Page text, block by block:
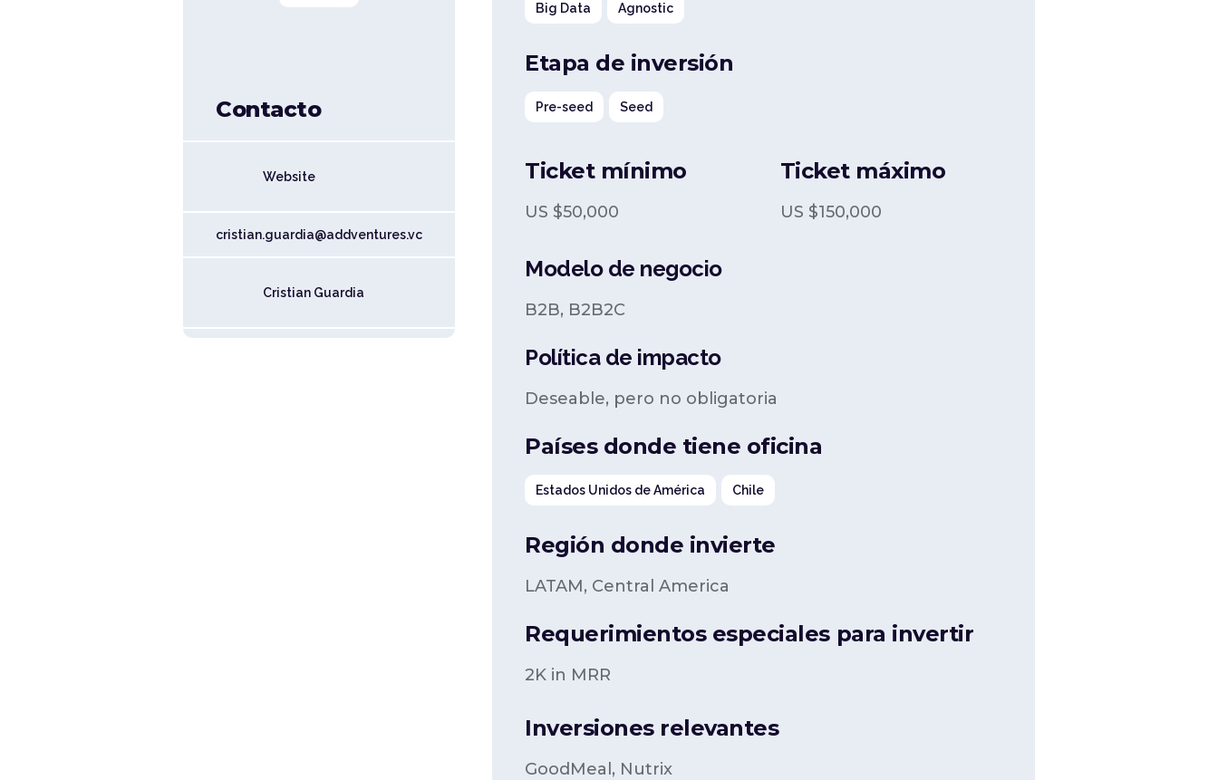
Contacto
Website
cristian.guardia@addventures.vc
Cristian Guardia
Big Data Agnostic
Etapa de inversión
Pre-seed Seed
Ticket mínimo
US $50,000
Ticket máximo
US $150,000
Modelo de negocio
B2B, B2B2C
Política de impacto
Deseable, pero no obligatoria
Países donde tiene oficina
Estados Unidos de América Chile
Región donde invierte
LATAM, Central America
Requerimientos especiales para invertir
2K in MRR
Inversiones relevantes
GoodMeal, Nutrix